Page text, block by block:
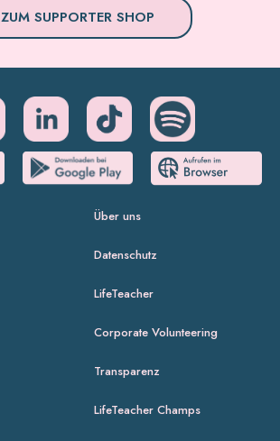
ZUM SUPPORTER SHOP
Über uns
Datenschutz
LifeTeacher
Corporate Volunteering
Transparenz
LifeTeacher Champs